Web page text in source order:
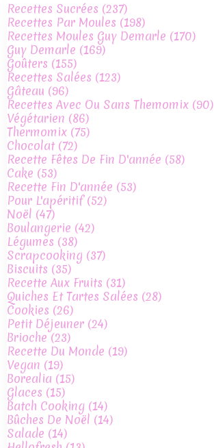
Recettes Sucrées (237)
Recettes Par Moules (198)
Recettes Moules Guy Demarle (170)
Guy Demarle (169)
Goûters (155)
Recettes Salées (123)
Gâteau (96)
Recettes Avec Ou Sans Themomix (90)
Végétarien (86)
Thermomix (75)
Chocolat(72)
Recette Fêtes De Fin D'année (58)
Cake (53)
Recette Fin D'année (53)
Pour L'apéritif(52)
Noël (47)
Boulangerie (42)
Légumes (38)
Scrapcooking (37)
Biscuits (35)
Recette Aux Fruits (31)
Quiches Et Tartes Salées (28)
Cookies (26)
Petit Déjeuner (24)
Brioche(23)
Recette Du Monde (19)
Vegan (19)
Borealia (15)
Glaces (15)
Batch Cooking (14)
Bûches De Noël (14)
Salade (14)